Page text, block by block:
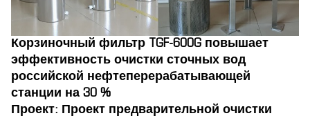
Корзиночный фильтр TGF-600G повышает
эффективность очистки сточных вод
российской нефтеперерабатывающей
станции на 30 %
Проект: Проект предварительной очистки